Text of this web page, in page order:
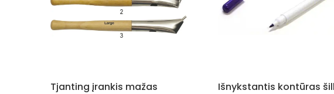
Tjanting įrankis mažas Išnykstantis kontūras